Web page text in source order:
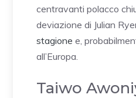
centravanti polacco
deviazione di Julian
stagione e,
all’Europa.
Taiwo